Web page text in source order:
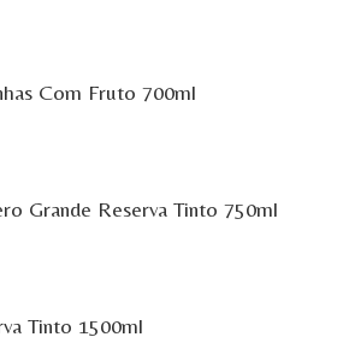
Mata - Lisboa
Com Fruto 700ml
Grande Reserva Tinto 750ml
Tinto 1500ml